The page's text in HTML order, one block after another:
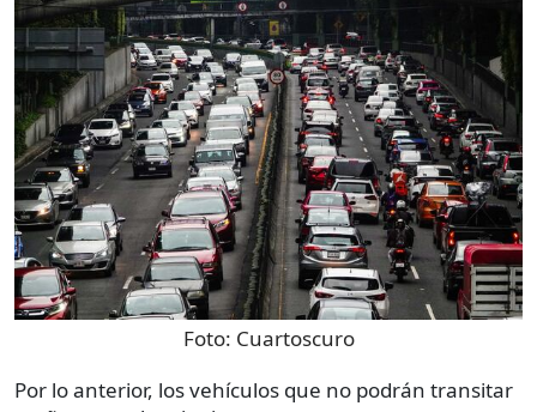
Foto: Cuartoscuro
Por lo anterior, los vehículos que no podrán transitar